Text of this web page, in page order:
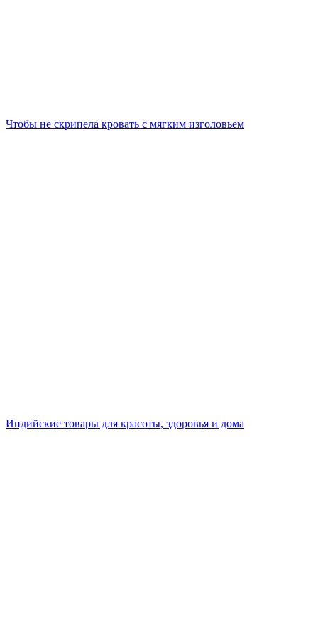
Чтобы не скрипела кровать с мягким изголовьем
Индийские товары для красоты, здоровья и дома